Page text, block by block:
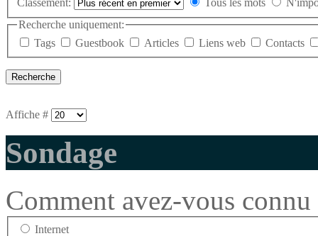
Classement: Tous les mots
Recherche uniquement:
Tags
Guestbook Articles Liens web Contacts
Affiche #
Sondage
Comment avez-vous
Internet